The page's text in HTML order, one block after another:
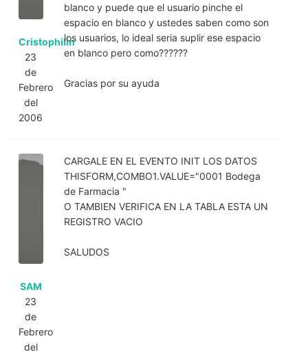
Cristophilin
23
de
Febrero
del
2006
blanco y puede que el usuario pinche el
espacio en blanco y ustedes saben como son
los usuarios, lo ideal seria suplir ese espacio
en blanco pero como??????
Gracias por su ayuda
SAM
23
de
Febrero
del
CARGALE EN EL EVENTO INIT LOS DATOS
THISFORM,COMBO1.VALUE="0001 Bodega
de Farmacia "
O TAMBIEN VERIFICA EN LA TABLA ESTA UN
REGISTRO VACIO
SALUDOS